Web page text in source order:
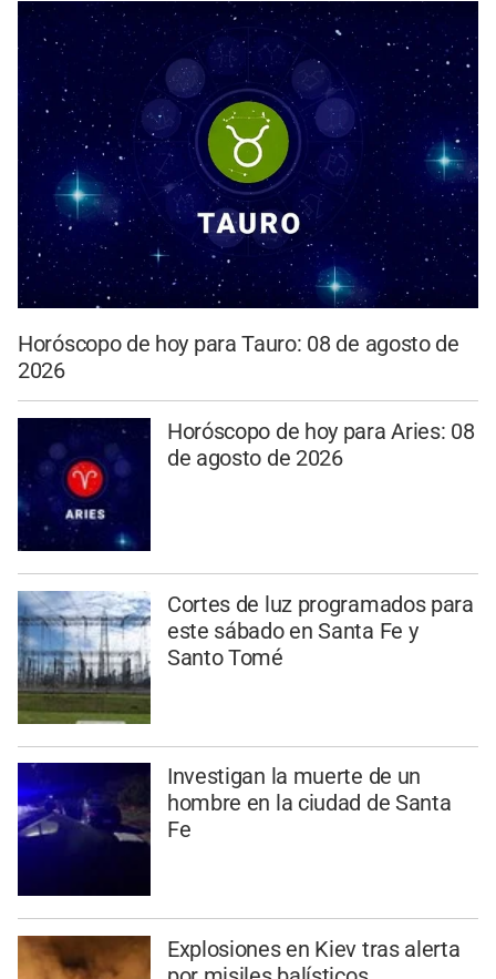
Horóscopo de hoy para Tauro: 08 de agosto de
2026
Horóscopo de hoy para Aries: 08
de agosto de 2026
Cortes de luz programados para
este sábado en Santa Fe y
Santo Tomé
Investigan la muerte de un
hombre en la ciudad de Santa
Fe
Explosiones en Kiev tras alerta